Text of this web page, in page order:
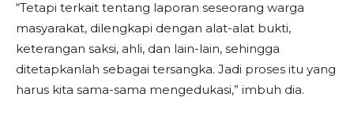
“Tetapi terkait tentang laporan seseorang warga
masyarakat, dilengkapi dengan alat-alat bukti,
keterangan saksi, ahli, dan lain-lain, sehingga
ditetapkanlah sebagai tersangka. Jadi proses itu yang
harus kita sama-sama mengedukasi,” imbuh dia.